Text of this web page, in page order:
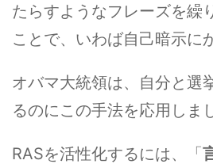
たらすようなフレーズを繰
ことで、いわば自己暗示に
オバマ大統領は、自分と選
るのにこの手法を応用しま
RASを活性化するには、「